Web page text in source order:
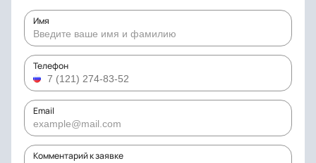
Имя
Телефон
Email
Комментарий к заявке